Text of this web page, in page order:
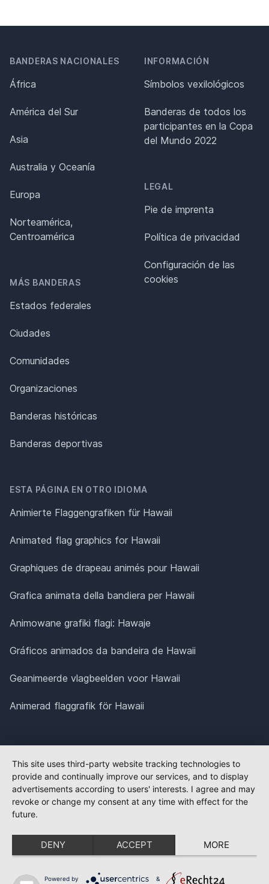
BANDERAS NACIONALES
África
América del Sur
Asia
Australia y Oceanía
Europa
Norteamérica,
Centroamérica
MÁS BANDERAS
Estados federales
Ciudades
Comunidades
Organizaciones
Banderas históricas
Banderas deportivas
INFORMACIÓN
Símbolos vexilológicos
Banderas de todos los
participantes en la Copa
del Mundo 2022
LEGAL
Pie de imprenta
Política de privacidad
Configuración de las
cookies
ESTA PÁGINA EN OTRO IDIOMA
Animierte Flaggengrafiken für Hawaii
Animated flag graphics for Hawaii
Graphiques de drapeau animés pour Hawaii
Grafica animata della bandiera per Hawaii
Animowane grafiki flagi: Hawaje
Gráficos animados da bandeira de Hawaii
Geanimeerde vlagbeelden voor Hawaii
Animerad flaggrafik för Hawaii
This site uses third-party website tracking technologies to
provide and continually improve our services, and to display
advertisements according to users' interests. I agree and may
revoke or change my consent at any time with effect for the
future.
DENY ACCEPT MORE
Powered by &